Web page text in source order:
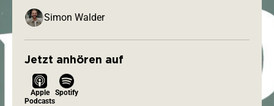
Simon Walder
Jetzt anhören auf
Apple
Podcasts
Spotify